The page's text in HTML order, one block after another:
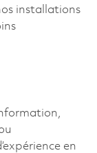
installations
en